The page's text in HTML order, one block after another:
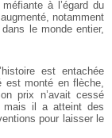
à l’égard du
notamment
le monde entier,
est entachée
est monté en flèche,
prix n’avait cessé
mais il a atteint des
pour laisser le